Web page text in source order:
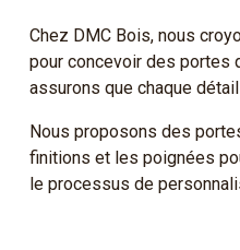
Chez DMC Bois, nous
pour concevoir des portes
assurons que chaque
Nous proposons des
finitions et les poignées
le processus de